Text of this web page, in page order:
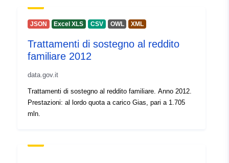
JSON Excel XLS CSV OWL XML
Trattamenti di sostegno al reddito
familiare 2012
data.gov.it
Trattamenti di sostegno al reddito familiare. Anno 2012.
Prestazioni: al lordo quota a carico Gias, pari a 1.705
mln.